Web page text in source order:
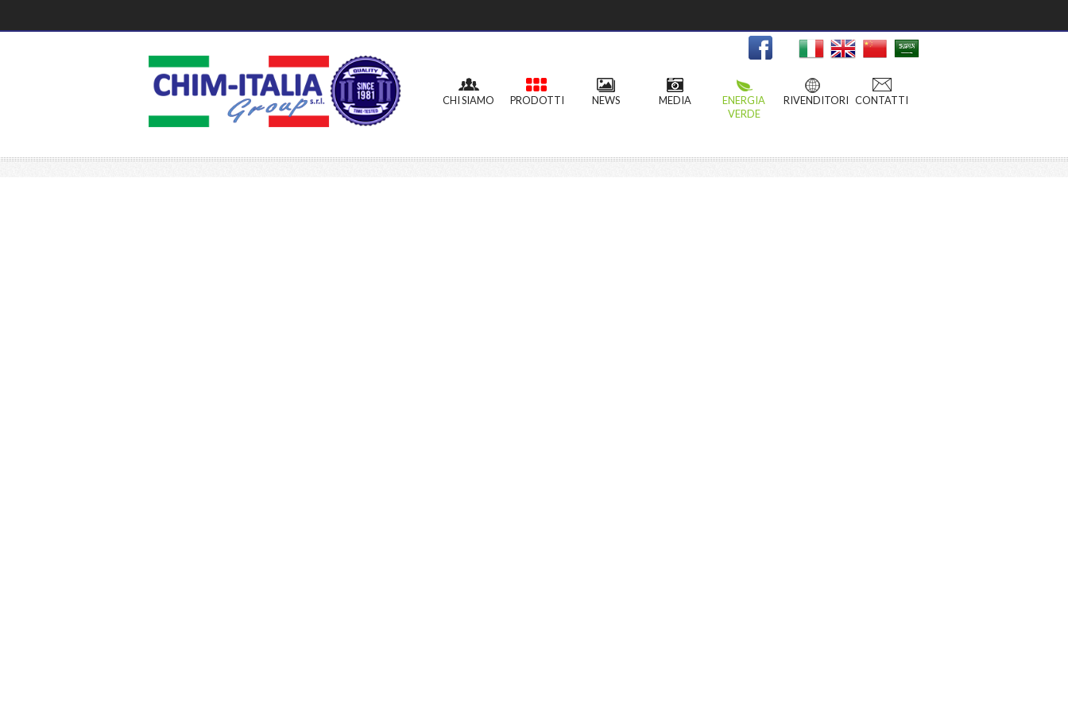
CHI SIAMO PRODOTTI NEWS MEDIA
ENERGIA
VERDE
RIVENDITORI CONTATTI